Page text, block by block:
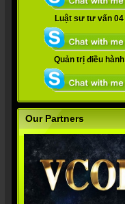
Luật sư tư vấn 04
Quản trị điều hành
Our Partners